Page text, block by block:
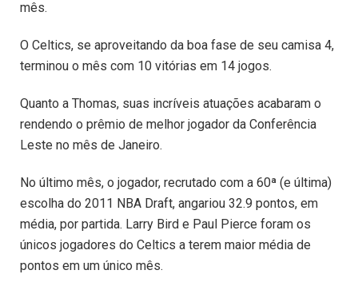
mês.
O Celtics, se aproveitando da boa fase de seu camisa 4,
terminou o mês com 10 vitórias em 14 jogos.
Quanto a Thomas, suas incríveis atuações acabaram o
rendendo o prêmio de melhor jogador da Conferência
Leste no mês de Janeiro.
No último mês, o jogador, recrutado com a 60ª (e última)
escolha do 2011 NBA Draft, angariou 32.9 pontos, em
média, por partida. Larry Bird e Paul Pierce foram os
únicos jogadores do Celtics a terem maior média de
pontos em um único mês.